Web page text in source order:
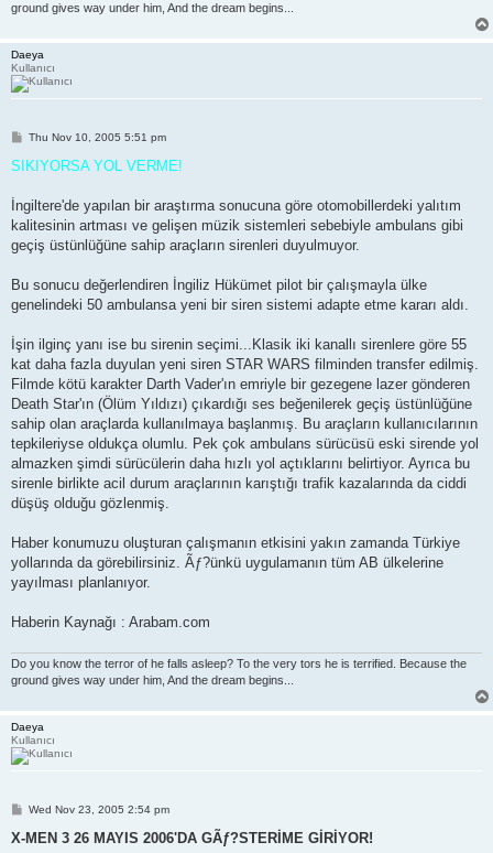
ground gives way under him, And the dream begins...
Daeya
Kullanıcı
P
s
Thu Nov 10, 2005 5:51 pm
SIKIYORSA YOL VERME!
İngiltere'de yapılan bir araştırma sonucuna göre otomobillerdeki yalıtım
kalitesinin artması ve gelişen müzik sistemleri sebebiyle ambulans gibi
geçiş üstünlüğüne sahip araçların sirenleri duyulmuyor.
Bu sonucu değerlendiren İngiliz Hükümet pilot bir çalışmayla ülke
genelindeki 50 ambulansa yeni bir siren sistemi adapte etme kararı aldı.
İşin ilginç yanı ise bu sirenin seçimi...Klasik iki kanallı sirenlere göre 55
kat daha fazla duyulan yeni siren STAR WARS filminden transfer edilmiş.
Filmde kötü karakter Darth Vader'ın emriyle bir gezegene lazer gönderen
Death Star'ın (Ölüm Yıldızı) çıkardığı ses beğenilerek geçiş üstünlüğüne
sahip olan araçlarda kullanılmaya başlanmış. Bu araçların kullanıcılarının
tepkileriyse oldukça olumlu. Pek çok ambulans sürücüsü eski sirende yol
almazken şimdi sürücülerin daha hızlı yol açtıklarını belirtiyor. Ayrıca bu
sirenle birlikte acil durum araçlarının karıştığı trafik kazalarında da ciddi
düşüş olduğu gözlenmiş.
Haber konumuzu oluşturan çalışmanın etkisini yakın zamanda Türkiye
yollarında da görebilirsiniz. Ãƒ?ünkü uygulamanın tüm AB ülkelerine
yayılması planlanıyor.
Haberin Kaynağı : Arabam.com
Do you know the terror of he falls asleep? To the very tors he is terrified. Because the
ground gives way under him, And the dream begins...
Daeya
Kullanıcı
P
s
Wed Nov 23, 2005 2:54 pm
X-MEN 3 26 MAYIS 2006'DA GÃƒ?STERİME GİRİYOR!